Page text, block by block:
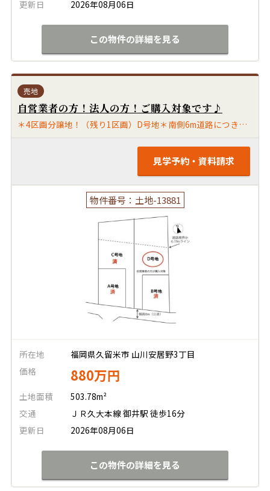
更新日 2026年08月06日
この物件の詳細を見る
売地
自営業者の方！法人の方！ご購入対象です♪
＊4区画分譲地！（残り1区画）D号地＊南側6m道路につき陽当たり良好です♪＊ゆったりの敷地です♫＊前面道路に上下水道あり☆＊調整区域ですが自己用住宅/自己用併用住宅に限り建築可能です！＊山川小学校・良山中学校区
見学予約・資料請求
物件番号：土地-13881
所在地
福岡県久留米市 山川安居野3丁目
価格
880万円
土地面積
503.78m²
交通
ＪＲ久大本線 御井駅 徒歩16分
更新日
2026年08月06日
この物件の詳細を見る